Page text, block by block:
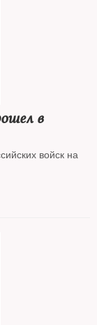
в
войск на